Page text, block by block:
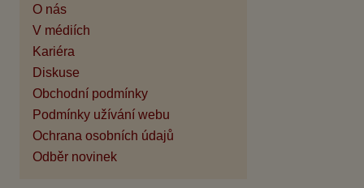
O nás
V médiích
Kariéra
Diskuse
Obchodní podmínky
Podmínky užívání webu
Ochrana osobních údajů
Odběr novinek